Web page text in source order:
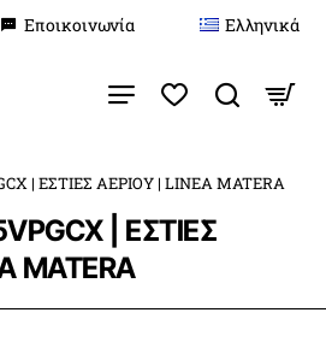
Εποικοινωνία Ελληνικά
| ΕΣΤΙΕΣ
MATERA
| ΕΣΤΙΕΣ ΑΕΡΙΟΥ | LINEA MATERA